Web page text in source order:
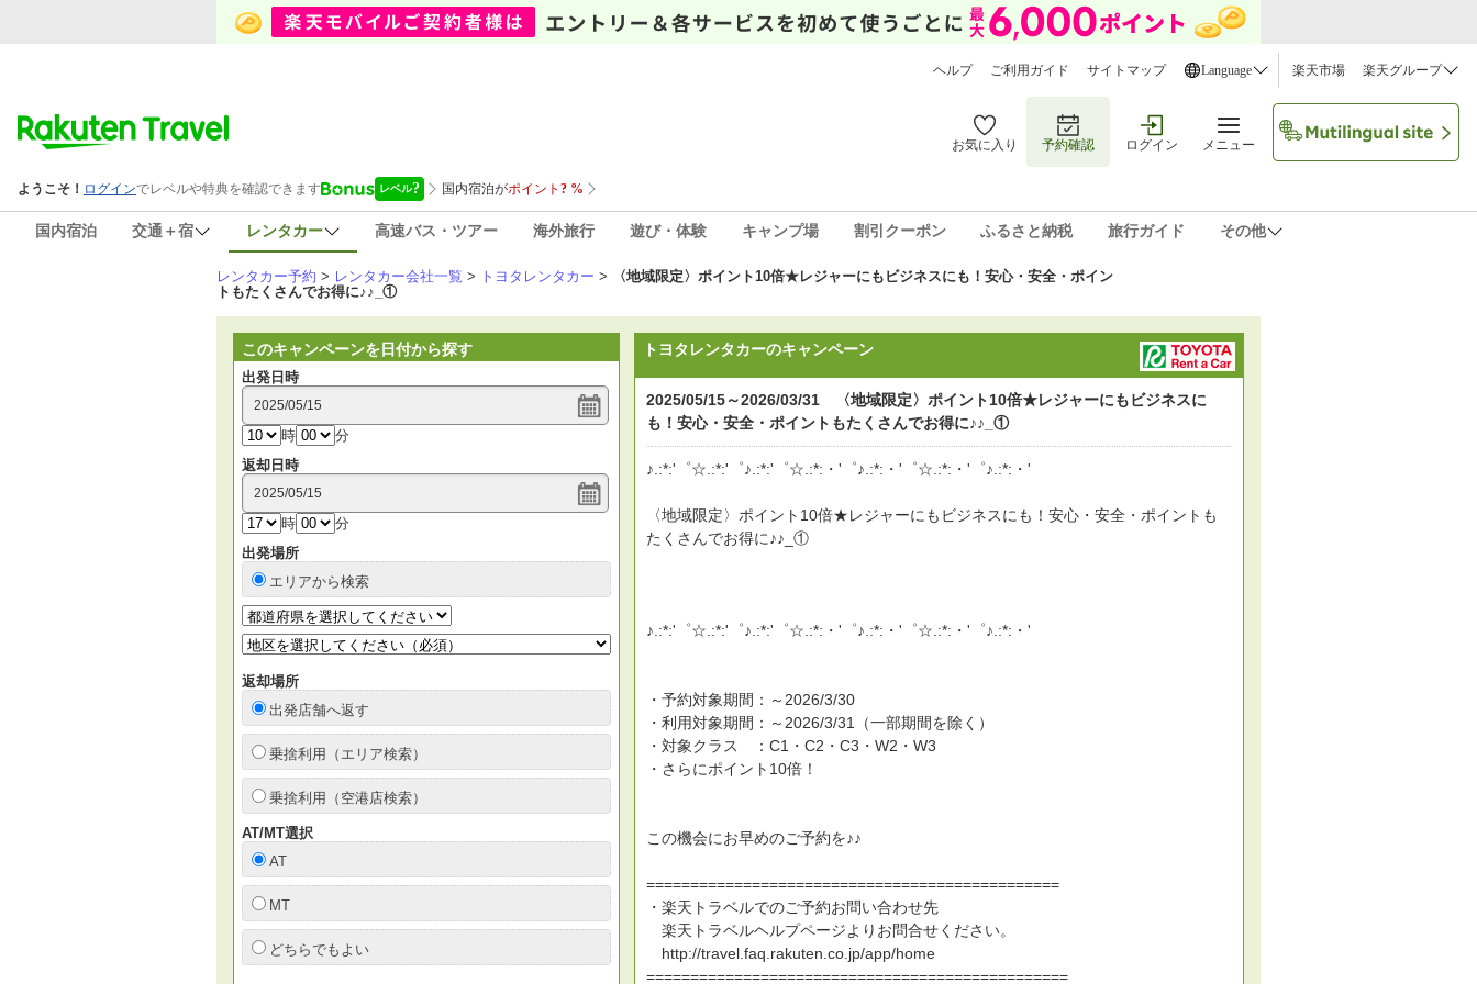
ヘルプ ご利用ガイド サイトマップ Language 楽天市場 楽天グループ
お気に入り 予約確認 ログイン メニュー
国内宿泊 交通＋宿 レンタカー 高速バス・ツアー 海外旅行 遊び・体験 キャンプ場 割引クーポン ふるさと納税 旅行ガイド その他
レンタカー予約 > レンタカー会社一覧 > トヨタレンタカー >
〈地域限定〉ポイント10倍★レジャーにもビジネスにも！安心・安全・ポイン
トもたくさんでお得に♪♪_①
トヨタレンタカーのキャンペーン
2025/05/15～2026/03/31 〈地域限定〉ポイント10倍★レジャーにもビジネスに
も！安心・安全・ポイントもたくさんでお得に♪♪_①
♪.:*:'゜☆.:*:'゜♪.:*:'゜☆.:*:・'゜♪.:*:・'゜☆.:*:・'゜♪.:*:・'
〈地域限定〉ポイント10倍★レジャーにもビジネスにも！安心・安全・ポイントも
たくさんでお得に♪♪_①
♪.:*:'゜☆.:*:'゜♪.:*:'゜☆.:*:・'゜♪.:*:・'゜☆.:*:・'゜♪.:*:・'
・予約対象期間：～2026/3/30
・利用対象期間：～2026/3/31（一部期間を除く）
・対象クラス ：C1・C2・C3・W2・W3
・さらにポイント10倍！
この機会にお早めのご予約を♪♪
===============================================
・楽天トラベルでのご予約お問い合わせ先
楽天トラベルヘルプページよりお問合せください。
http://travel.faq.rakuten.co.jp/app/home
================================================
このキャンペーンを日付から探す
出発日時
時
分
返却日時
時
分
出発場所
エリアから検索
返却場所
出発店舗へ返す
乗捨利用（エリア検索）
乗捨利用（空港店検索）
AT/MT選択
AT
MT
どちらでもよい